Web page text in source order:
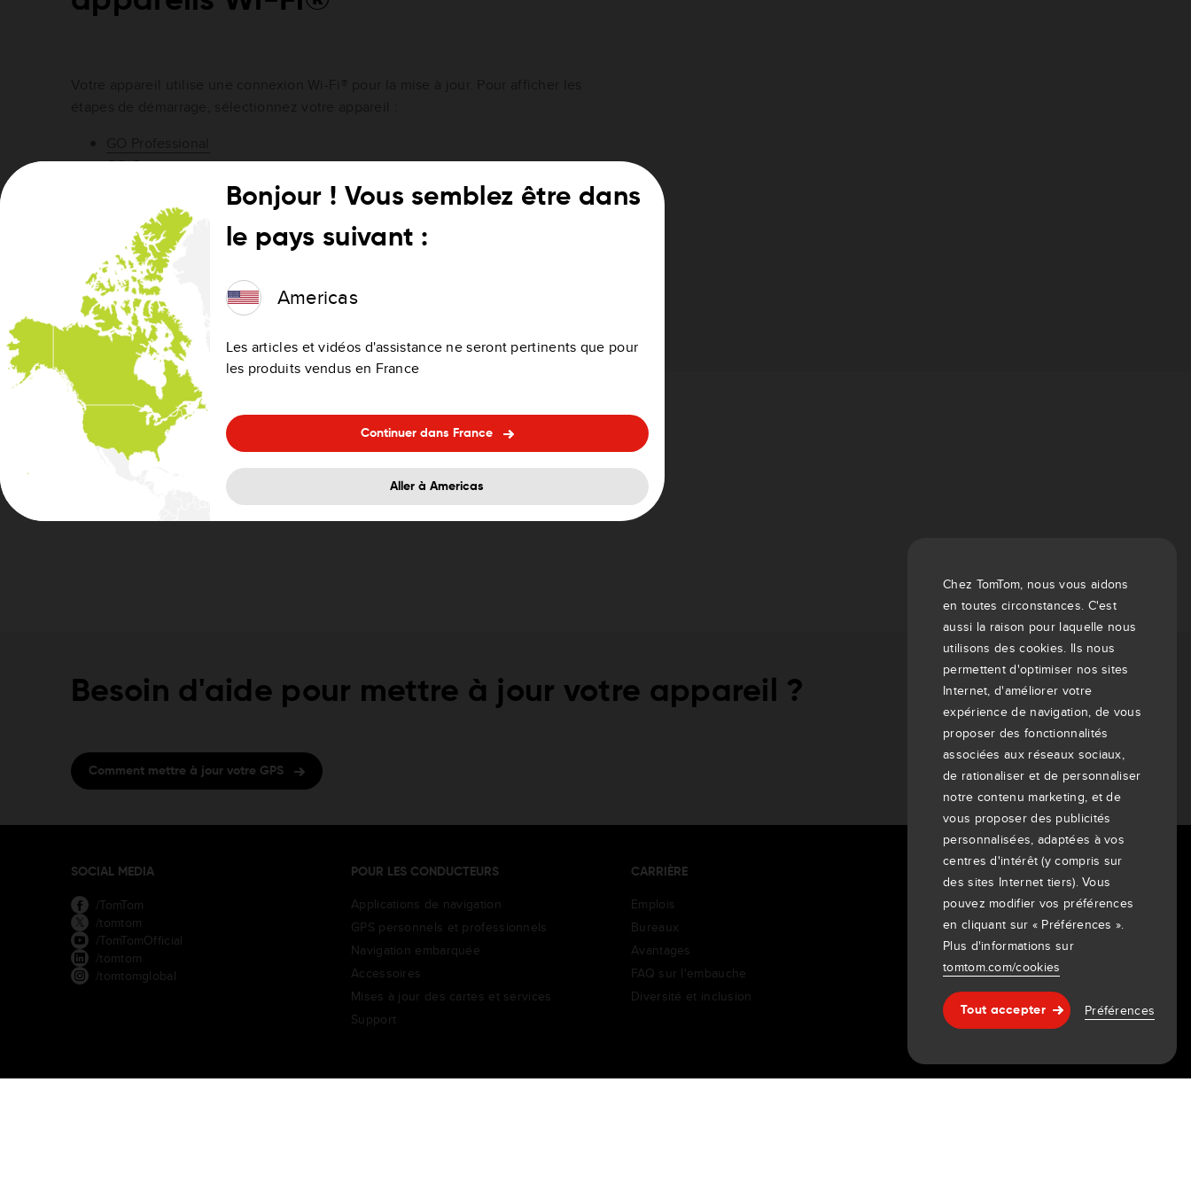
Aide & support
GO Camper
GO Discover / GO Superior
GO Expert / GO Expert Plus
GO Camper Max / GO Exclusive
Rider Wi-Fi®
GO Basic/ GO Classic/ GO Essential/ GO Premium
Besoin d'aide pour mettre à jour votre appareil ?
Comment mettre à jour votre GPS
SOCIAL MEDIA
/TomTom
/tomtom
/TomTomOfficial
/tomtom
/tomtomglobal
POUR LES CONDUCTEURS
Applications de navigation
GPS personnels et professionnels
Navigation embarquée
Accessoires
Mises à jour des cartes et services
Support
CARRIÈRE
Emplois
Bureaux
Avantages
FAQ sur l'embauche
Diversité et inclusion
Entreprise
Clients
Newsroom
Événements
Communiqués de presse
Investisseurs
Routing
9th item of footer
Chez TomTom, nous vous aidons
en toutes circonstances. C'est
aussi la raison pour laquelle nous
utilisons des cookies. Ils nous
permettent d'optimiser nos sites
Internet, d'améliorer votre
expérience de navigation, de vous
proposer des fonctionnalités
associées aux réseaux sociaux,
de rationaliser et de personnaliser
notre contenu marketing, et de
vous proposer des publicités
personnalisées, adaptées à vos
centres d'intérêt (y compris sur
des sites Internet tiers). Vous
pouvez modifier vos préférences
en cliquant sur « Préférences ».
Plus d'informations sur
tomtom.com/cookies
Tout accepter Préférences
Bonjour ! Vous semblez être dans
le pays suivant :
Americas
Les articles et vidéos d'assistance ne seront pertinents que pour
les produits vendus en France
Continuer dans France
Aller à Americas